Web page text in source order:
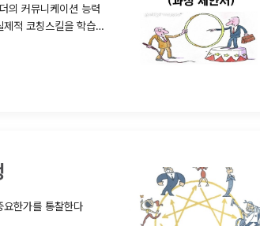
의 커뮤니케이션 능력
한가를 통찰한다